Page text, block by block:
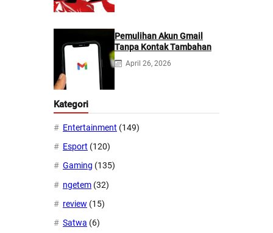
Pemulihan Akun Gmail
Tanpa Kontak Tambahan
April 26, 2026
Kategori
Entertainment (149)
Esport (120)
Gaming (135)
ngetem (32)
review (15)
Satwa (6)